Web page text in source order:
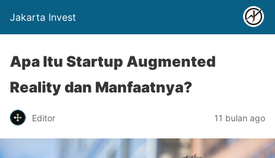
Jakarta Invest
Apa Itu Startup Augmented
Reality dan Manfaatnya?
Editor 11 bulan ago